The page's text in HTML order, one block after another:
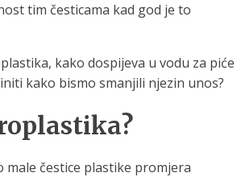
tim česticama kad god je to
kako dospijeva u vodu za piće
kako bismo smanjili njezin unos?
čestice plastike promjera